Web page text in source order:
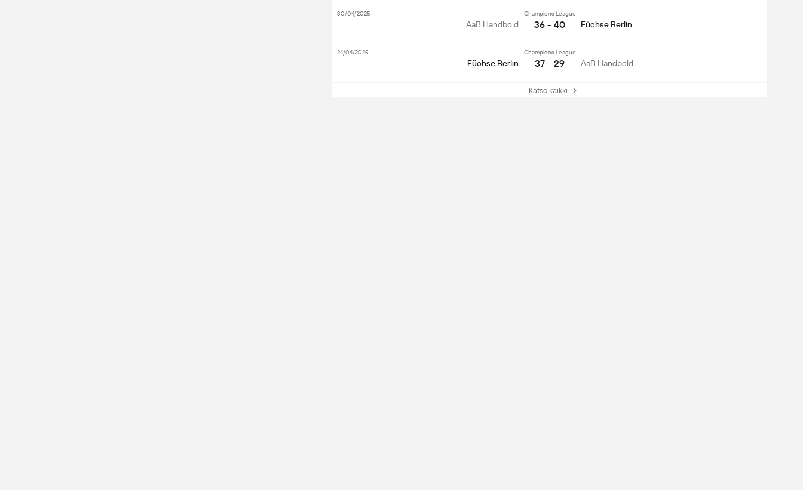
AaB Handbold
Champions League
36 - 40 Füchse Berlin
30/04/2025
Füchse Berlin
Champions League
37 - 29 AaB Handbold
24/04/2025
Katso kaikki